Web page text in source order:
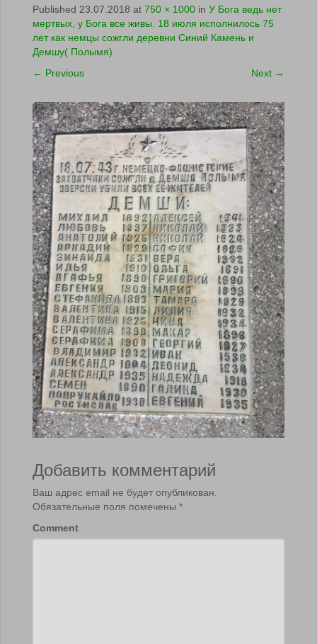
Published 23.07.2018 at 750 × 1000 in У Бога ведь нет
мертвых, у Бога все живы. 18 июля исполнилось 75
лет как немцы сожгли деревни Синий Камень и
Демшу( Полымя)
← Previous Next →
Добавить комментарий
Ваш адрес email не будет опубликован.
Обязательные поля помечены *
Comment